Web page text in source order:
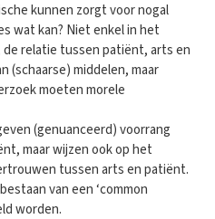
kunnen zorgt voor nogal
wat kan? Niet enkel in het
relatie tussen patiënt, arts en
(schaarse) middelen, maar
moeten morele
(genuanceerd) voorrang
maar wijzen ook op het
tussen arts en patiënt.
van een ‘common
worden.